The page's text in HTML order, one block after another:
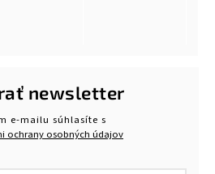
newsletter
e-mailu súhlasíte s
ochrany osobných údajov